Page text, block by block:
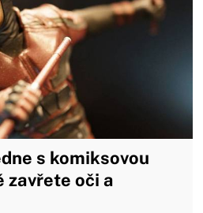
s komiksovou
zavřete oči a